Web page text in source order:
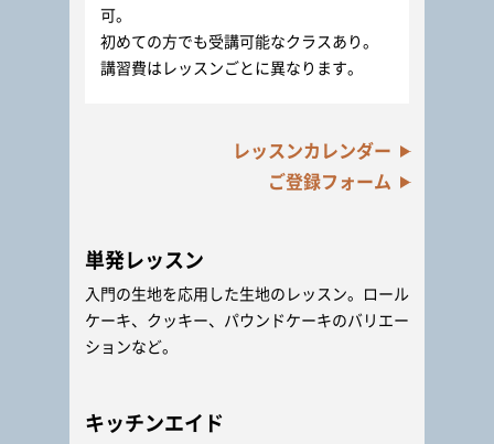
可。
初めての方でも受講可能なクラスあり。
講習費はレッスンごとに異なります。
レッスンカレンダー
ご登録フォーム
単発レッスン
入門の生地を応用した生地のレッスン。ロール
ケーキ、クッキー、パウンドケーキのバリエー
ションなど。
キッチンエイド